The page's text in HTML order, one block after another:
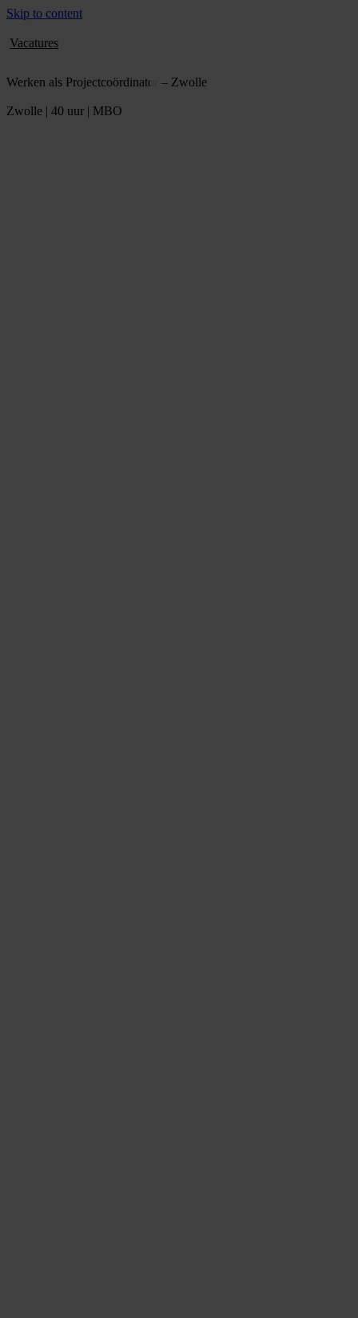
Skip to content
Vacatures
Werken als Projectcoördinator – Zwolle
Zwolle | 40 uur | MBO